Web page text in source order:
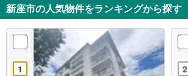
新座市の人気物件をランキングから探す
1 2